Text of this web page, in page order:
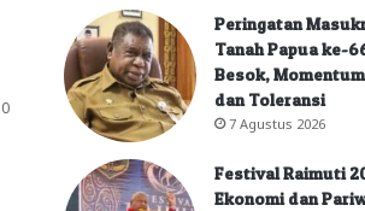
0
Peringatan
Tanah Papua ke-
Besok,
dan Toleransi
7 Agustus 2026
Festival Raimuti
Ekonomi dan